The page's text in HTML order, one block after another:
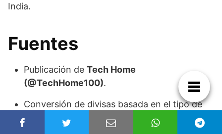
India.
Fuentes
Publicación de Tech Home
(@TechHome100).
Conversión de divisas basada en el tipo de
cambio actual.